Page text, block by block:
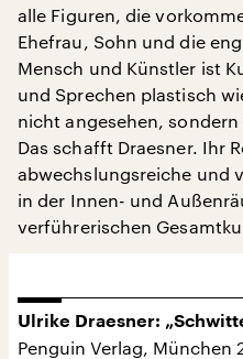
alle Figuren, die
Ehefrau, Sohn und die
Mensch und Künstler ist
und Sprechen plastisch
nicht angesehen,
Das schafft Draesner. Ihr
abwechslungsreiche und
in der Innen- und
verführerischen
Ulrike Draesner:
Penguin Verlag, München